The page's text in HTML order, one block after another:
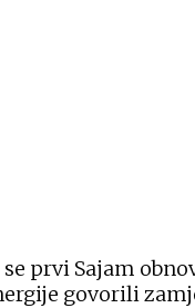
prvi Sajam
govorili